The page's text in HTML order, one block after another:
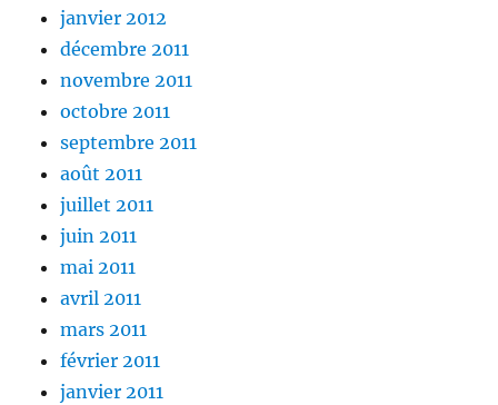
janvier 2012
décembre 2011
novembre 2011
octobre 2011
septembre 2011
août 2011
juillet 2011
juin 2011
mai 2011
avril 2011
mars 2011
février 2011
janvier 2011